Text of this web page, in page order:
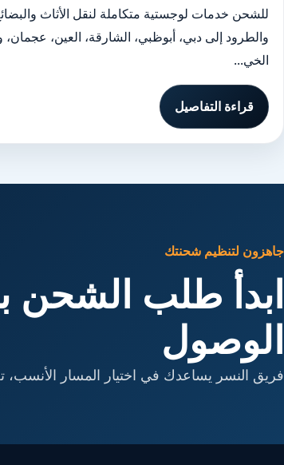
للشحن خدمات لوجستية متكاملة لنقل الأثاث
والطرود إلى دبي، أبوظبي، الشارقة، العين،
الخي...
قراءة التفاصيل
جاهزون لتنظيم شحنتك
ابدأ طلب الشحن
الوصول
فريق النسر يساعدك في اختيار المسار الأنسب،